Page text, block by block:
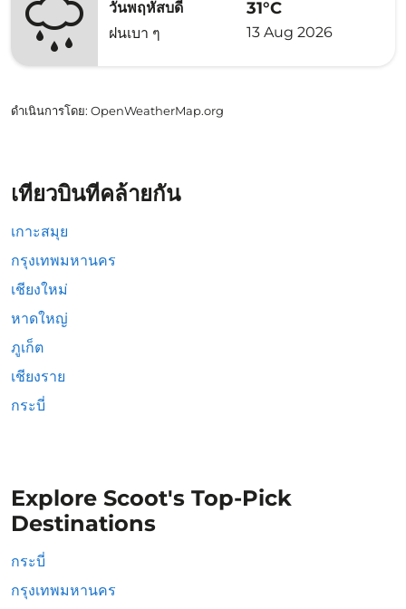
วันพฤหัสบดี
ฝนเบา ๆ
31°C
13 Aug 2026
ดำเนินการโดย: OpenWeatherMap.org
เที่ยวบินที่คล้ายกัน
เกาะสมุย
กรุงเทพมหานคร
เชียงใหม่
หาดใหญ่
ภูเก็ต
เชียงราย
กระบี่
Explore Scoot's Top-Pick
Destinations
กระบี่
กรุงเทพมหานคร